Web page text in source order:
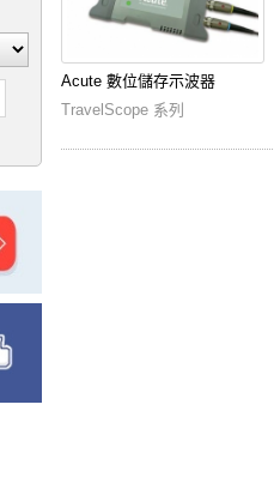
Acute 數位儲存示波器
TravelScope 系列